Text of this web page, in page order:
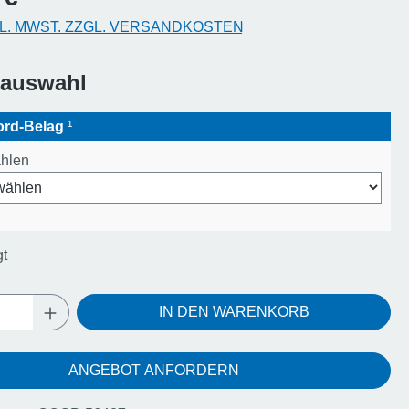
MWST. ZZGL. VERSANDKOSTEN
Belag ¹
Gib den gewünschten Wert ein
IN DEN WARENKORB
ANGEBOT ANFORDERN